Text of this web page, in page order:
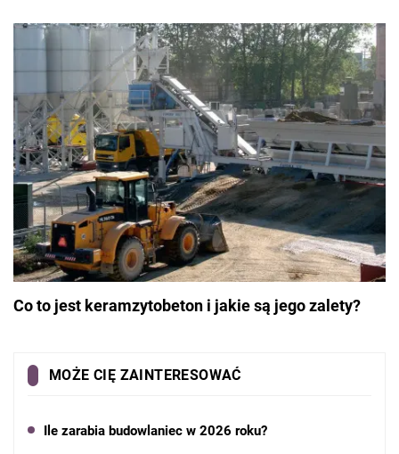
Co to jest keramzytobeton i jakie są jego zalety?
MOŻE CIĘ ZAINTERESOWAĆ
Ile zarabia budowlaniec w 2026 roku?